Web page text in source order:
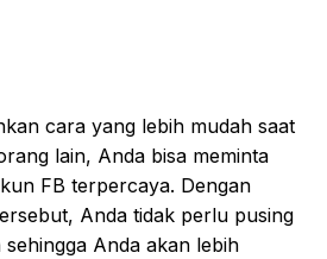
cara yang lebih mudah saat
lain, Anda bisa meminta
FB terpercaya. Dengan
Anda tidak perlu pusing
Anda akan lebih